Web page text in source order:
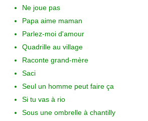
Ne joue pas
Papa aime maman
Parlez-moi d'amour
Quadrille au village
Raconte grand-mère
Saci
Seul un homme peut faire ça
Si tu vas à rio
Sous une ombrelle à chantilly